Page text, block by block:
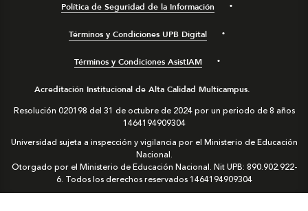
Política de Seguridad de la Información
Términos y Condiciones UPB Digital
Términos y Condiciones AsistIAM
Acreditación Institucional de Alta Calidad Multicampus.
Resolución 020198 del 31 de octubre de 2024 por un periodo de 8 años
1464194909304
Universidad sujeta a inspección y vigilancia por el Ministerio de Educación
Nacional.
Otorgado por el Ministerio de Educación Nacional. Nit UPB: 890.902.922-
6. Todos los derechos reservados1464194909304